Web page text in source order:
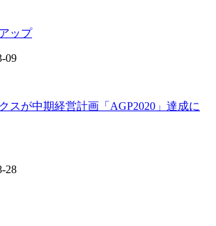
ップ
09
スが中期経営計画「AGP2020」達成に
28